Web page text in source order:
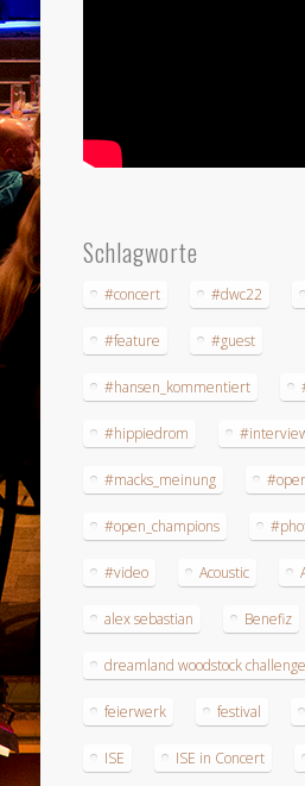
Schlagworte
#concert #dwc22
#feature #guest
#hansen_kommentiert
#hippiedrom
#macks_meinung
#open_champions
#video Acoustic
alex sebastian Benefiz
dreamland woodstock challenge
feierwerk festival
ISE ISE in Concert